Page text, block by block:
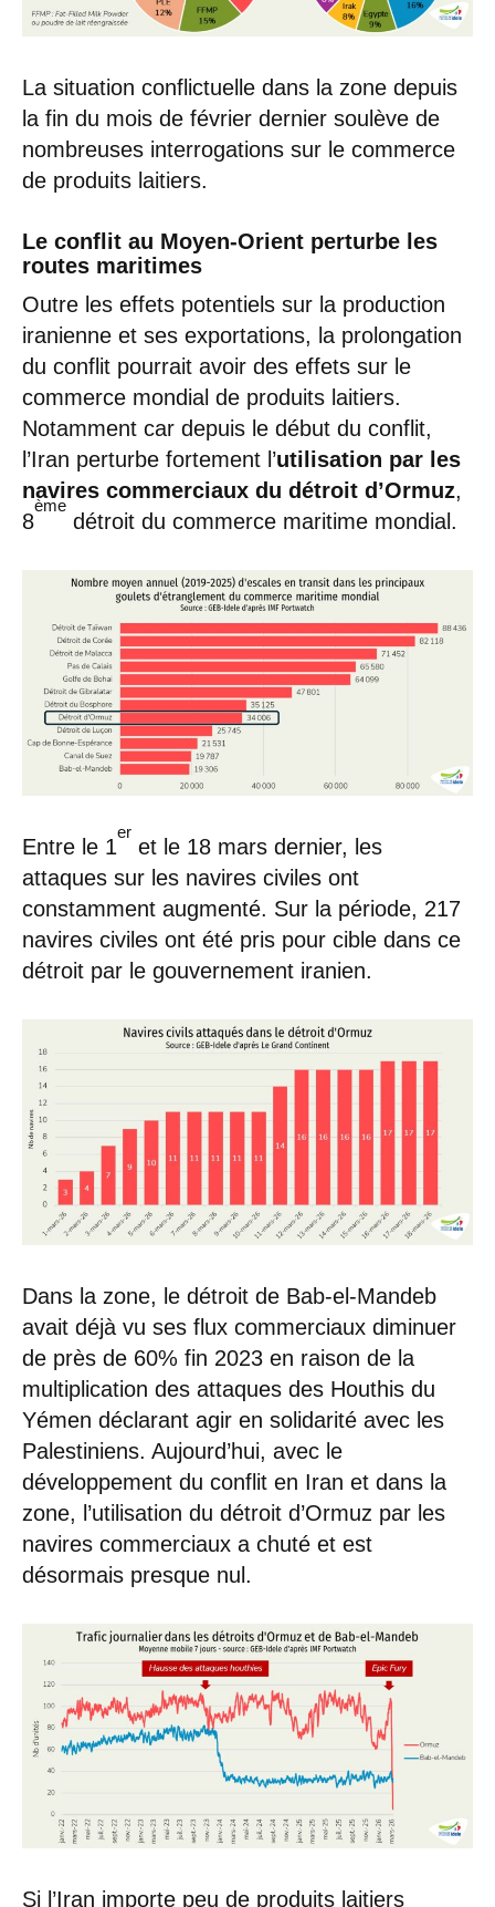
La situation conflictuelle dans la zone depuis
la fin du mois de février dernier soulève de
nombreuses interrogations sur le commerce
de produits laitiers.
Le conflit au Moyen-Orient perturbe les
routes maritimes
Outre les effets potentiels sur la production
iranienne et ses exportations, la prolongation
du conflit pourrait avoir des effets sur le
commerce mondial de produits laitiers.
Notamment car depuis le début du conflit,
l’Iran perturbe fortement l’utilisation par les
navires commerciaux du détroit d’Ormuz,
8
ème
détroit du commerce maritime mondial.
Entre le 1
er
et le 18 mars dernier, les
attaques sur les navires civiles ont
constamment augmenté. Sur la période, 217
navires civiles ont été pris pour cible dans ce
détroit par le gouvernement iranien.
Dans la zone, le détroit de Bab-el-Mandeb
avait déjà vu ses flux commerciaux diminuer
de près de 60% fin 2023 en raison de la
multiplication des attaques des Houthis du
Yémen déclarant agir en solidarité avec les
Palestiniens. Aujourd’hui, avec le
développement du conflit en Iran et dans la
zone, l’utilisation du détroit d’Ormuz par les
navires commerciaux a chuté et est
désormais presque nul.
Si l’Iran importe peu de produits laitiers